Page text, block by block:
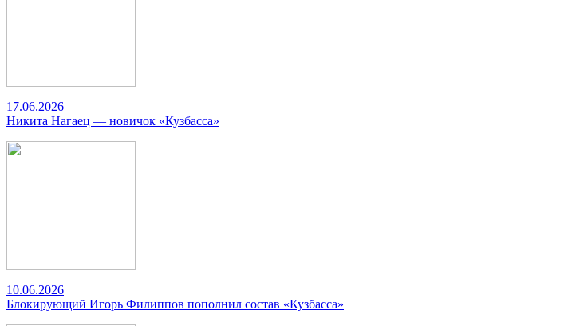
17.06.2026
Никита Нагаец — новичок «Кузбасса»
10.06.2026
Блокирующий Игорь Филиппов пополнил состав «Кузбасса»